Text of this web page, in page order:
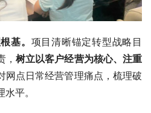
基。 项目清晰锚定转型战略目
，树立以客户经营为核心、注重
网点日常经营管理痛点，梳理破
平。